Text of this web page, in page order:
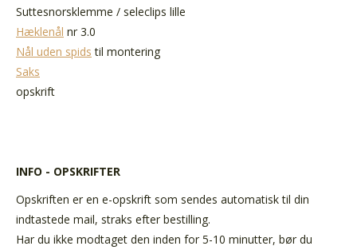
Suttesnorsklemme / seleclips lille
Hæklenål nr 3.0
Nål uden spids til montering
Saks
opskrift
INFO - OPSKRIFTER
Opskriften er en e-opskrift som sendes automatisk til din
indtastede mail, straks efter bestilling.
Har du ikke modtaget den inden for 5-10 minutter, bør du